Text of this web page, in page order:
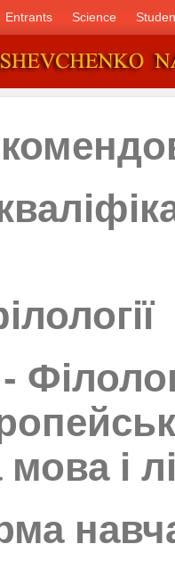
Entrants Science
і